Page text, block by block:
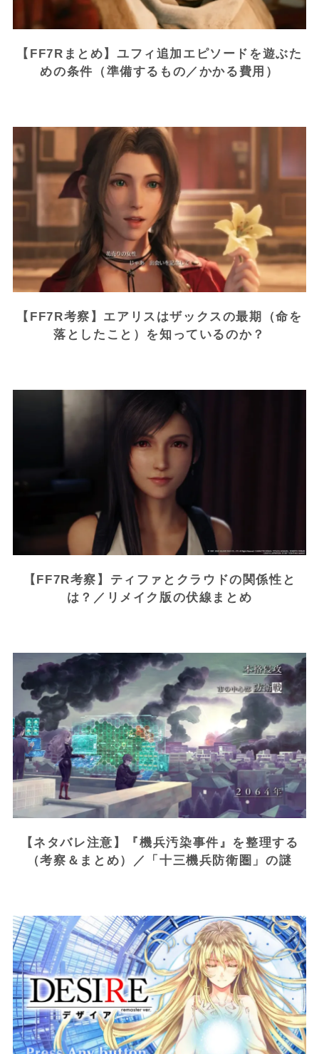
【FF7Rまとめ】ユフィ追加エピソードを遊ぶた
めの条件（準備するもの／かかる費用）
【FF7R考察】エアリスはザックスの最期（命を
落としたこと）を知っているのか？
【FF7R考察】ティファとクラウドの関係性と
は？／リメイク版の伏線まとめ
【ネタバレ注意】『機兵汚染事件』を整理する
（考察＆まとめ）／「十三機兵防衛圏」の謎